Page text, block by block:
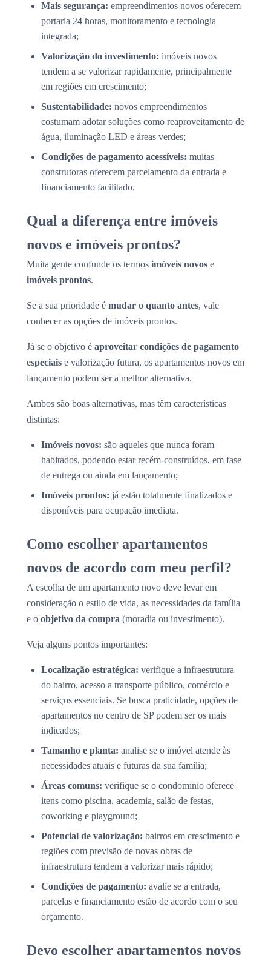
Mais segurança: empreendimentos novos oferecem
portaria 24 horas, monitoramento e tecnologia
integrada;
Valorização do investimento: imóveis novos
tendem a se valorizar rapidamente, principalmente
em regiões em crescimento;
Sustentabilidade: novos empreendimentos
costumam adotar soluções como reaproveitamento de
água, iluminação LED e áreas verdes;
Condições de pagamento acessíveis: muitas
construtoras oferecem parcelamento da entrada e
financiamento facilitado.
Qual a diferença entre imóveis
novos e imóveis prontos?
Muita gente confunde os termos imóveis novos e
imóveis prontos.
Se a sua prioridade é mudar o quanto antes, vale
conhecer as opções de imóveis prontos.
Já se o objetivo é aproveitar condições de pagamento
especiais e valorização futura, os apartamentos novos em
lançamento podem ser a melhor alternativa.
Ambos são boas alternativas, mas têm características
distintas:
Imóveis novos: são aqueles que nunca foram
habitados, podendo estar recém-construídos, em fase
de entrega ou ainda em lançamento;
Imóveis prontos: já estão totalmente finalizados e
disponíveis para ocupação imediata.
Como escolher apartamentos
novos de acordo com meu perfil?
A escolha de um apartamento novo deve levar em
consideração o estilo de vida, as necessidades da família
e o objetivo da compra (moradia ou investimento).
Veja alguns pontos importantes:
Localização estratégica: verifique a infraestrutura
do bairro, acesso a transporte público, comércio e
serviços essenciais. Se busca praticidade, opções de
apartamentos no centro de SP podem ser os mais
indicados;
Tamanho e planta: analise se o imóvel atende às
necessidades atuais e futuras da sua família;
Áreas comuns: verifique se o condomínio oferece
itens como piscina, academia, salão de festas,
coworking e playground;
Potencial de valorização: bairros em crescimento e
regiões com previsão de novas obras de
infraestrutura tendem a valorizar mais rápido;
Condições de pagamento: avalie se a entrada,
parcelas e financiamento estão de acordo com o seu
orçamento.
Devo escolher apartamentos novos